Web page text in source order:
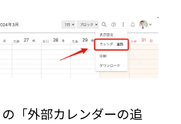
の「外部カレンダーの追